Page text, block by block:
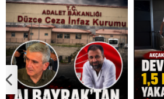
AKÇAKOCA’DA İŞ DÜNYASININ KALBİ
LANSMANINDA ATTI
Saklı Koy Otel’de Yoğunluk: Misafirler
SAHİLLERDE TEMİZLİK ALARMI!
ALTIN
DOLAR